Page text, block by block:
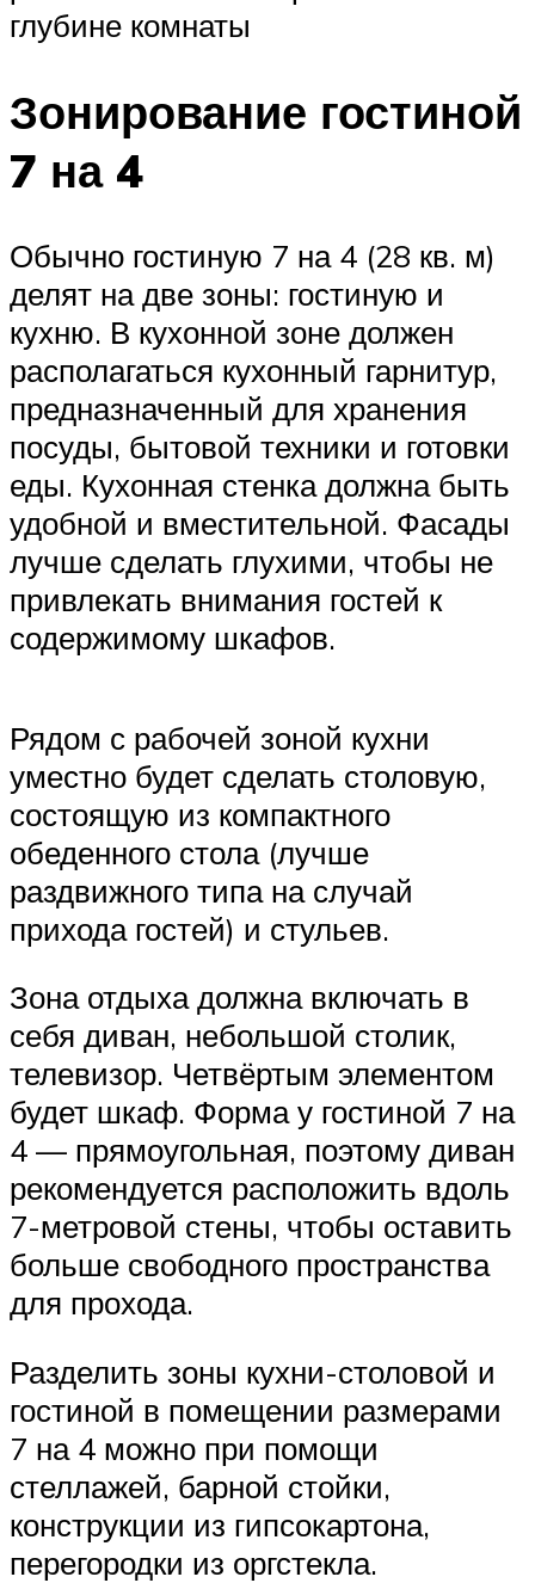
глубине комнаты
Зонирование гостиной
7 на 4
Обычно гостиную 7 на 4 (28 кв. м)
делят на две зоны: гостиную и
кухню. В кухонной зоне должен
располагаться кухонный гарнитур,
предназначенный для хранения
посуды, бытовой техники и готовки
еды. Кухонная стенка должна быть
удобной и вместительной. Фасады
лучше сделать глухими, чтобы не
привлекать внимания гостей к
содержимому шкафов.
Рядом с рабочей зоной кухни
уместно будет сделать столовую,
состоящую из компактного
обеденного стола (лучше
раздвижного типа на случай
прихода гостей) и стульев.
Зона отдыха должна включать в
себя диван, небольшой столик,
телевизор. Четвёртым элементом
будет шкаф. Форма у гостиной 7 на
4 — прямоугольная, поэтому диван
рекомендуется расположить вдоль
7-метровой стены, чтобы оставить
больше свободного пространства
для прохода.
Разделить зоны кухни-столовой и
гостиной в помещении размерами
7 на 4 можно при помощи
стеллажей, барной стойки,
конструкции из гипсокартона,
перегородки из оргстекла.